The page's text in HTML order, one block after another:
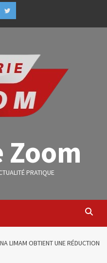
Zoom
PRATIQUE
LIMAM OBTIENT UNE RÉDUCTION